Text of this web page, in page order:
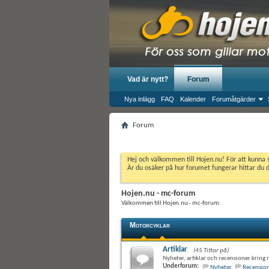
Vad är nytt? Forum
Nya inlägg FAQ Kalender Forumåtgärder
Forum
Hej och välkommen till Hojen.nu! För att
Är du osäker på hur forumet fungerar hittar du
Hojen.nu - mc-forum
Välkommen till Hojen.nu - mc-forum.
Motorcyklar
Artiklar
(45 Tittar på)
Nyheter, artiklar och recensioner kring
Underforum:
Nyheter,